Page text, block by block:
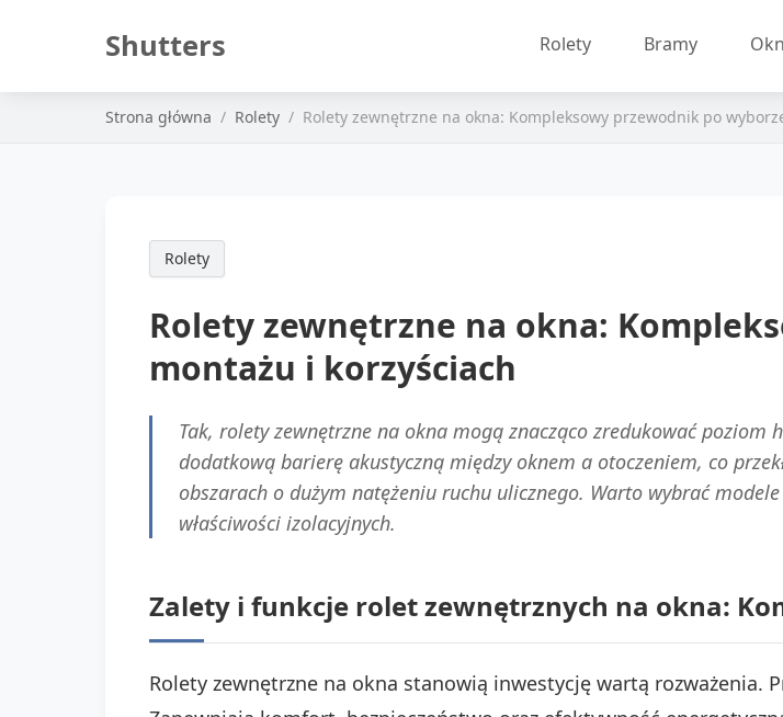
Shutters Rolety Bramy
Strona główna Rolety Rolety zewnętrzne na okna: Kompleksowy przewodnik po
Rolety
Rolety zewnętrzne na okna:
montażu i korzyściach
Tak, rolety zewnętrzne na okna mogą znacząco zredukować poziom
dodatkową barierę akustyczną między oknem a otoczeniem, co
obszarach o dużym natężeniu ruchu ulicznego. Warto wybrać
właściwości izolacyjnych.
Zalety i funkcje rolet zewnętrznych na okna:
Rolety zewnętrzne na okna stanowią inwestycję wartą rozważenia.